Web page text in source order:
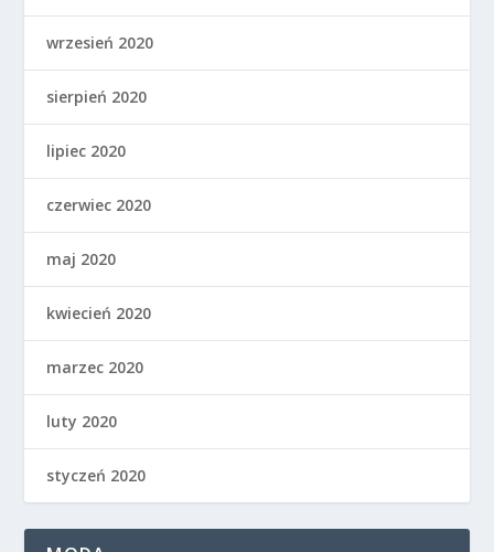
wrzesień 2020
sierpień 2020
lipiec 2020
czerwiec 2020
maj 2020
kwiecień 2020
marzec 2020
luty 2020
styczeń 2020